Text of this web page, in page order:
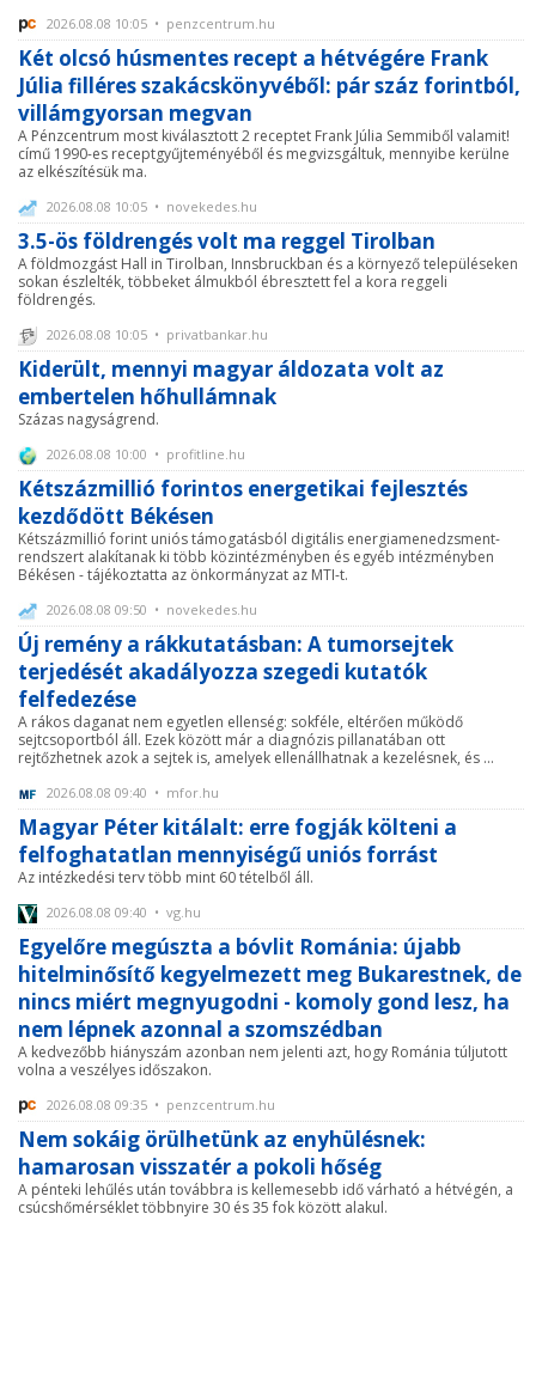
2026.08.08 10:05 • penzcentrum.hu
Két olcsó húsmentes recept a hétvégére Frank
Júlia filléres szakácskönyvéből: pár száz forintból,
villámgyorsan megvan
A Pénzcentrum most kiválasztott 2 receptet Frank Júlia Semmiből valamit!
című 1990-es receptgyűjteményéből és megvizsgáltuk, mennyibe kerülne
az elkészítésük ma.
2026.08.08 10:05 • novekedes.hu
3.5-ös földrengés volt ma reggel Tirolban
A földmozgást Hall in Tirolban, Innsbruckban és a környező településeken
sokan észlelték, többeket álmukból ébresztett fel a kora reggeli
földrengés.
2026.08.08 10:05 • privatbankar.hu
Kiderült, mennyi magyar áldozata volt az
embertelen hőhullámnak
Százas nagyságrend.
2026.08.08 10:00 • profitline.hu
Kétszázmillió forintos energetikai fejlesztés
kezdődött Békésen
Kétszázmillió forint uniós támogatásból digitális energiamenedzsment-
rendszert alakítanak ki több közintézményben és egyéb intézményben
Békésen - tájékoztatta az önkormányzat az MTI-t.
2026.08.08 09:50 • novekedes.hu
Új remény a rákkutatásban: A tumorsejtek
terjedését akadályozza szegedi kutatók
felfedezése
A rákos daganat nem egyetlen ellenség: sokféle, eltérően működő
sejtcsoportból áll. Ezek között már a diagnózis pillanatában ott
rejtőzhetnek azok a sejtek is, amelyek ellenállhatnak a kezelésnek, és ...
2026.08.08 09:40 • mfor.hu
Magyar Péter kitálalt: erre fogják költeni a
felfoghatatlan mennyiségű uniós forrást
Az intézkedési terv több mint 60 tételből áll.
2026.08.08 09:40 • vg.hu
Egyelőre megúszta a bóvlit Románia: újabb
hitelminősítő kegyelmezett meg Bukarestnek, de
nincs miért megnyugodni - komoly gond lesz, ha
nem lépnek azonnal a szomszédban
A kedvezőbb hiányszám azonban nem jelenti azt, hogy Románia túljutott
volna a veszélyes időszakon.
2026.08.08 09:35 • penzcentrum.hu
Nem sokáig örülhetünk az enyhülésnek:
hamarosan visszatér a pokoli hőség
A pénteki lehűlés után továbbra is kellemesebb idő várható a hétvégén, a
csúcshőmérséklet többnyire 30 és 35 fok között alakul.